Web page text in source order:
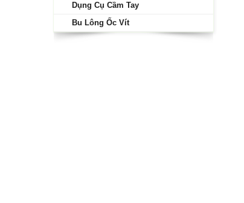
Dụng Cụ Cầm Tay
Bu Lông Ốc Vít